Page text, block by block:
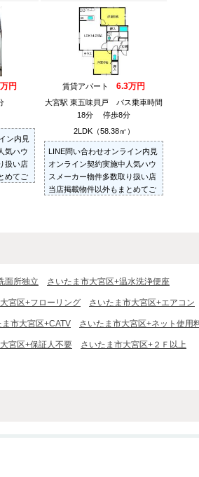
円
ン内見
気ハウ
扱い店
めてご
賃貸アパート 6.3万円
大宮駅 東五味貝戸 バス乗車時間
18分 停歩8分
2LDK（58.38㎡）
LINE問い合わせオンライン内見
オンライン契約実施中人気ハウ
スメーカー物件多数取り扱い店
当店掲載物件以外もまとめてご
面所独立 さいたま市大宮区+温水洗浄便座
宮区+フローリング さいたま市大宮区+エアコン
ま市大宮区+CATV さいたま市大宮区+ネット使用
宮区+保証人不要 さいたま市大宮区+２Ｆ以上